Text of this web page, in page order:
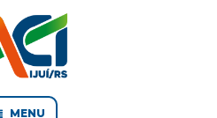
MENU